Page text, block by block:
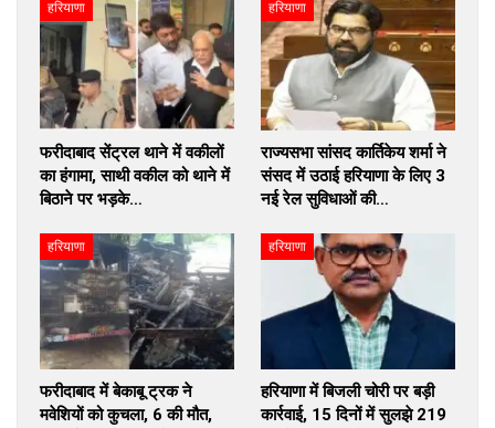
हरियाणा
फरीदाबाद सेंट्रल थाने में वकीलों
का हंगामा, साथी वकील को थाने में
बिठाने पर भड़के…
हरियाणा
राज्यसभा सांसद कार्तिकेय शर्मा ने
संसद में उठाई हरियाणा के लिए 3
नई रेल सुविधाओं की…
हरियाणा
फरीदाबाद में बेकाबू ट्रक ने
मवेशियों को कुचला, 6 की मौत,
हरियाणा
हरियाणा में बिजली चोरी पर बड़ी
कार्रवाई, 15 दिनों में सुलझे 219